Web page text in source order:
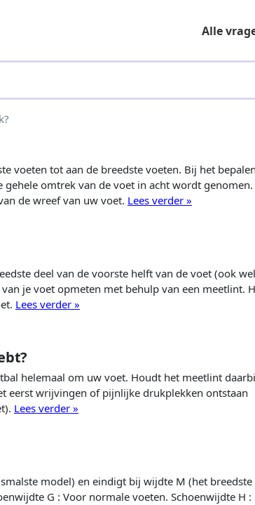
Alle
voeten tot aan de breedste voeten. Bij het bepalen
omtrek van de voet in acht wordt genomen.
de wreef van uw voet. Lees verder »
deel van de voorste helft van de voet (ook wel
je voet opmeten met behulp van een meetlint.
Lees verder »
helemaal om uw voet. Houdt het meetlint
eerst wrijvingen of pijnlijke drukplekken ontstaan
Lees verder »
model) en eindigt bij wijdte M (het breedste
G : Voor normale voeten. Schoenwijdte H :